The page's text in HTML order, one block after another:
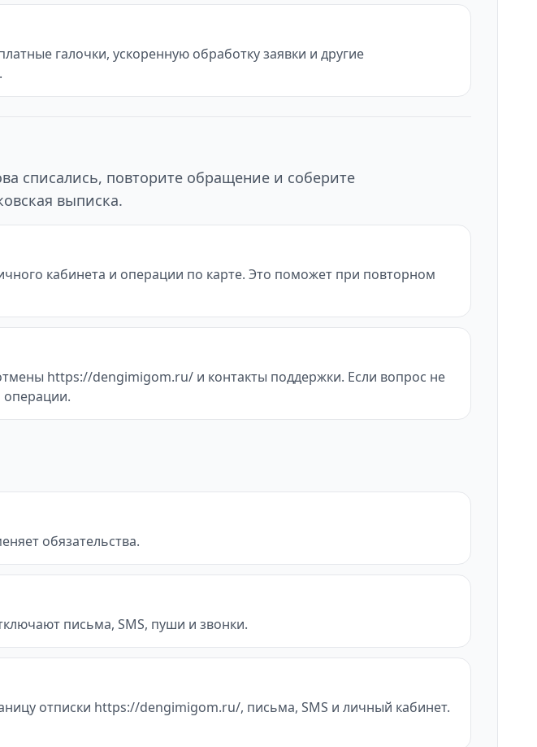
галочки, ускоренную обработку заявки и другие
списались, повторите обращение и соберите
выписка.
кабинета и операции по карте. Это поможет при повторном
https://dengimigom.ru/ и контакты поддержки. Если вопрос не
операции.
обязательства.
письма, SMS, пуши и звонки.
отписки https://dengimigom.ru/, письма, SMS и личный кабинет.